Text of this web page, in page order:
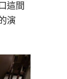
這間
演